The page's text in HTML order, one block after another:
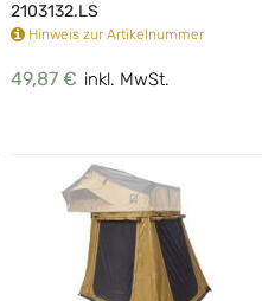
2103132.LS
Hinweis zur Artikelnummer
49,87 € inkl. MwSt.